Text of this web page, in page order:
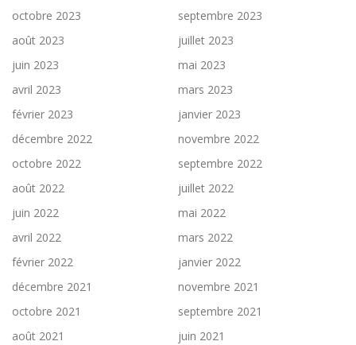
octobre 2023
septembre 2023
août 2023
juillet 2023
juin 2023
mai 2023
avril 2023
mars 2023
février 2023
janvier 2023
décembre 2022
novembre 2022
octobre 2022
septembre 2022
août 2022
juillet 2022
juin 2022
mai 2022
avril 2022
mars 2022
février 2022
janvier 2022
décembre 2021
novembre 2021
octobre 2021
septembre 2021
août 2021
juin 2021